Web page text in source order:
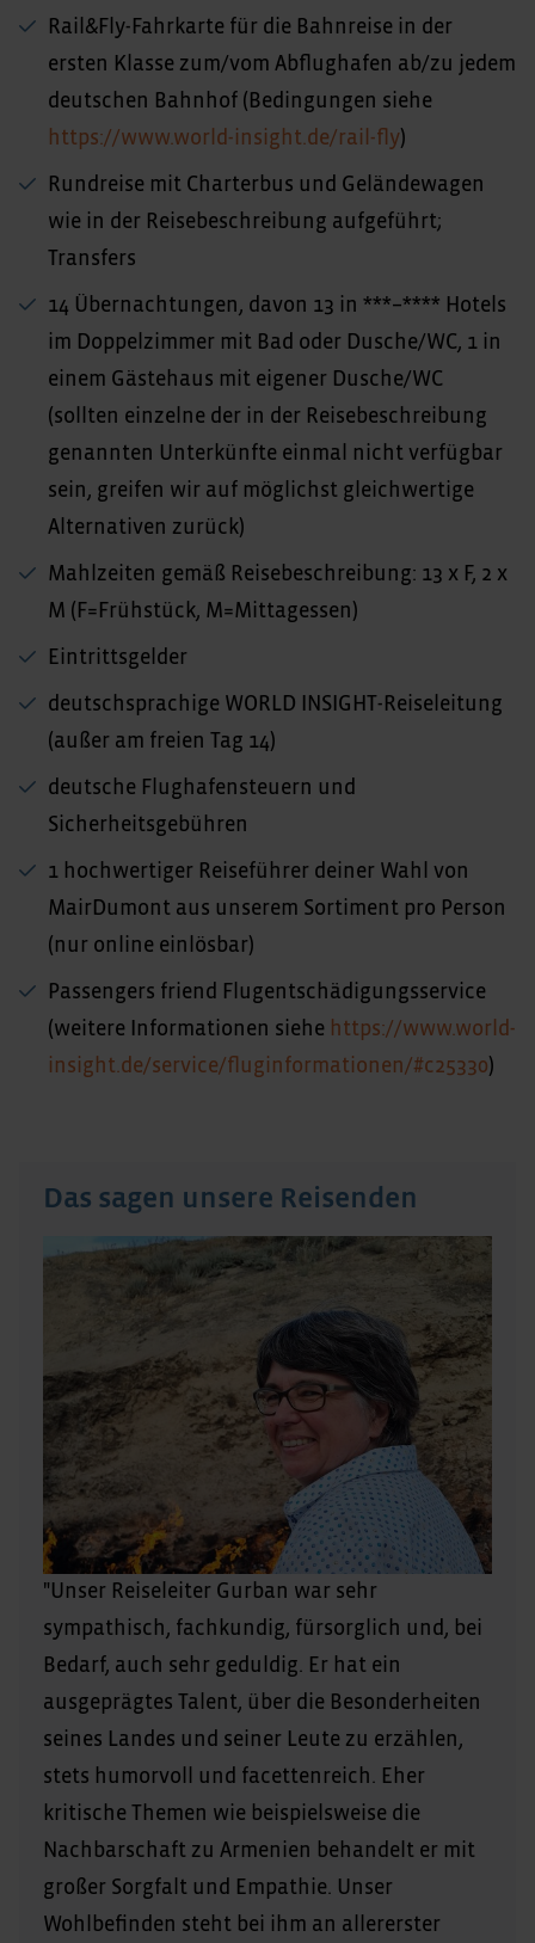
Rail&Fly-Fahrkarte für die Bahnreise in der
ersten Klasse zum/vom Abflughafen ab/zu jedem
deutschen Bahnhof (Bedingungen siehe
https://www.world-insight.de/rail-fly)
Rundreise mit Charterbus und Geländewagen
wie in der Reisebeschreibung aufgeführt;
Transfers
14 Übernachtungen, davon 13 in ***–**** Hotels
im Doppelzimmer mit Bad oder Dusche/WC, 1 in
einem Gästehaus mit eigener Dusche/WC
(sollten einzelne der in der Reisebeschreibung
genannten Unterkünfte einmal nicht verfügbar
sein, greifen wir auf möglichst gleichwertige
Alternativen zurück)
Mahlzeiten gemäß Reisebeschreibung: 13 x F, 2 x
M (F=Frühstück, M=Mittagessen)
Eintrittsgelder
deutschsprachige WORLD INSIGHT-Reiseleitung
(außer am freien Tag 14)
deutsche Flughafensteuern und
Sicherheitsgebühren
1 hochwertiger Reiseführer deiner Wahl von
MairDumont aus unserem Sortiment pro Person
(nur online einlösbar)
Passengers friend Flugentschädigungsservice
(weitere Informationen siehe https://www.world-
insight.de/service/fluginformationen/#c25330)
Das sagen unsere Reisenden
"Unser Reiseleiter Gurban war sehr
sympathisch, fachkundig, fürsorglich und, bei
Bedarf, auch sehr geduldig. Er hat ein
ausgeprägtes Talent, über die Besonderheiten
seines Landes und seiner Leute zu erzählen,
stets humorvoll und facettenreich. Eher
kritische Themen wie beispielsweise die
Nachbarschaft zu Armenien behandelt er mit
großer Sorgfalt und Empathie. Unser
Wohlbefinden steht bei ihm an allererster